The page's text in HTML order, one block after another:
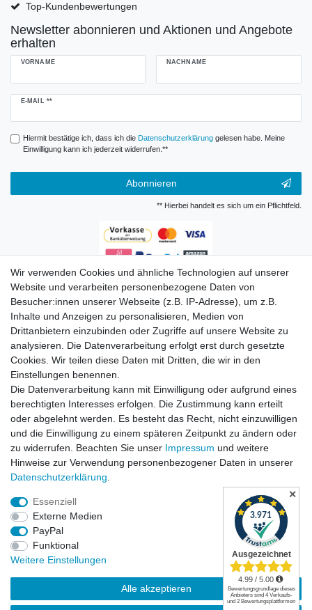
Top-Kundenbewertungen
Newsletter abonnieren und Aktionen und Angebote
erhalten
VORNAME NACHNAME
E-MAIL **
Newsletter
Hiermit bestätige ich, dass ich die Daten­schutz­erklärunggelesen habe. Meine
Einwilligung kann ich jederzeit widerrufen.**
Abonnieren
** Hierbei handelt es sich um ein Pflichtfeld.
Zahlungsarten
Versandkosten
Widerrufsrecht Impressum|
Kontakt
Wir verwenden Cookies und ähnliche Technologien auf unserer
Website und verarbeiten personenbezogene Daten von
Besucher:innen unserer Webseite (z.B. IP-Adresse), um z.B.
Inhalte und Anzeigen zu personalisieren, Medien von
Drittanbietern einzubinden oder Zugriffe auf unsere Website zu
analysieren. Die Datenverarbeitung erfolgt erst durch gesetzte
Cookies. Wir teilen diese Daten mit Dritten, die wir in den
Einstellungen benennen.
Die Datenverarbeitung kann mit Einwilligung oder aufgrund eines
berechtigten Interesses erfolgen. Die Zustimmung kann erteilt
oder abgelehnt werden. Es besteht das Recht, nicht einzuwilligen
und die Einwilligung zu einem späteren Zeitpunkt zu ändern oder
zu widerrufen. Beachten Sie unser Impressum und weitere
Hinweise zur Verwendung personenbezogener Daten in unserer
Daten­schutz­erklärung
Essenziell
Externe Medien
PayPal
Funktional
Weitere Einstellungen
Alle akzeptieren
✕